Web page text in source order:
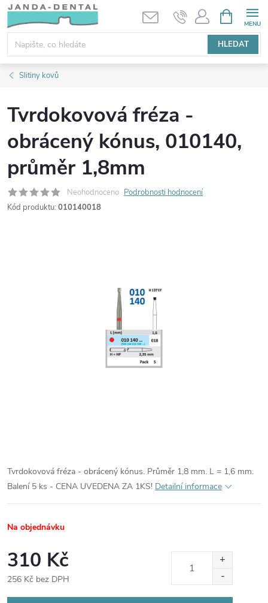
Přejít
obsah
HLEDAT
NÁKUPNÍ
KOŠÍK
Slitiny kovů
Tvrdokovová fréza -
obrácený kónus, 010140,
průměr 1,8mm
Neohodnoceno Podrobnosti hodnocení
Kód produktu: 010140018
Tvrdokovová fréza - obrácený kónus. Průměr 1,8 mm. L = 1,6 mm.
Balení 5 ks - CENA UVEDENA ZA 1KS! Detailní informace
Na objednávku
310 Kč
256 Kč bez DPH